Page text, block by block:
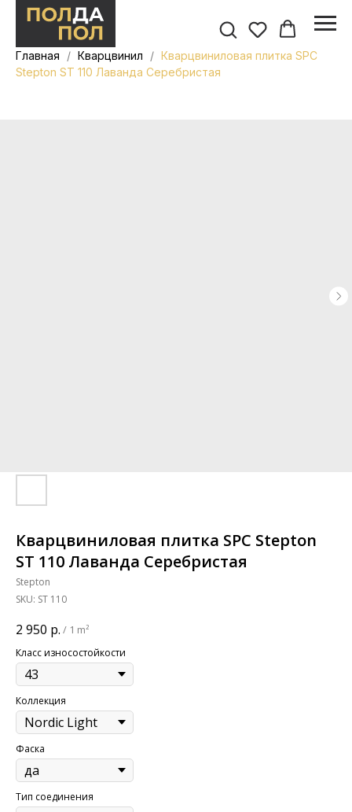
Главная Кварцвинил
Кварцвиниловая плитка SPC
Stepton ST 110 Лаванда Серебристая
Кварцвиниловая плитка SPC Stepton
ST 110 Лаванда Серебристая
Stepton
SKU: ST 110
2 950 р. / 1 m²
Класс износостойкости
Коллекция
Фаска
Тип соединения